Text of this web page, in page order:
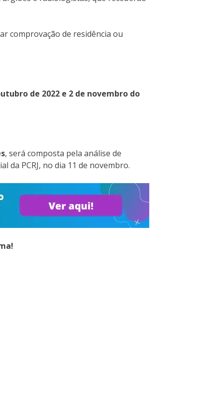
comprovação de residência ou
de 2022 e 2 de novembro do
, será composta pela análise de
da PCRJ, no dia 11 de novembro.